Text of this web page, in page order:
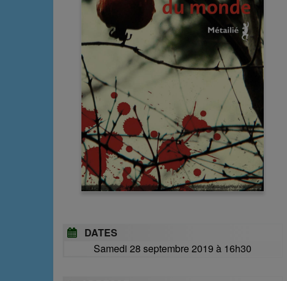
DATES
Samedi 28 septembre 2019 à 16h30